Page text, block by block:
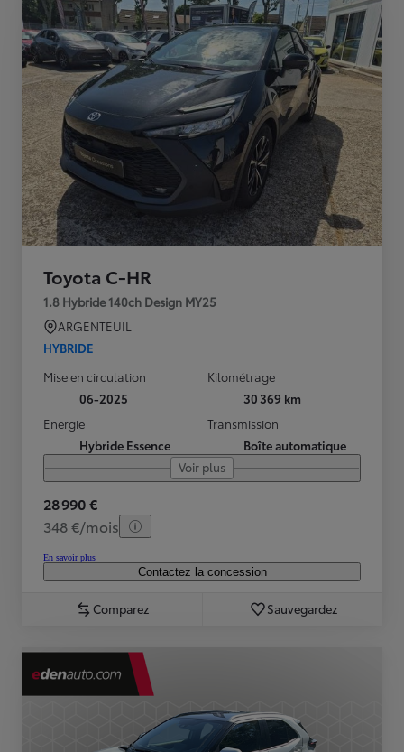
Toyota C-HR
1.8 Hybride 140ch Design MY25
ARGENTEUIL
HYBRIDE
Mise en circulation
06-2025
Kilométrage
30 369 km
Energie
Hybride Essence
Transmission
Boîte automatique
Voir plus
28 990 €
348 €/mois
En savoir plus
Contactez la concession
Comparez Sauvegardez